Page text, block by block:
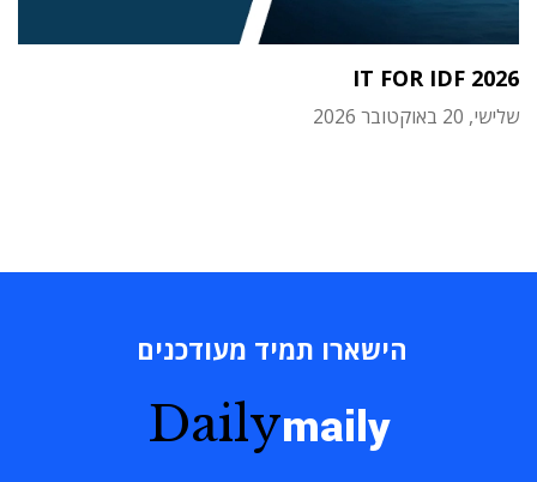
IT FOR IDF 2026
שלישי, 20 באוקטובר 2026
הישארו תמיד מעודכנים
Dailymaily